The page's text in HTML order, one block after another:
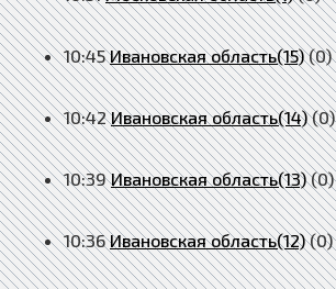
10:45 Ивановская область(15) (0)
10:42 Ивановская область(14) (0)
10:39 Ивановская область(13) (0)
10:36 Ивановская область(12) (0)